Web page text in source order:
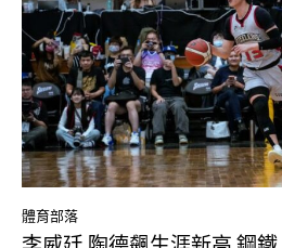
體育部落